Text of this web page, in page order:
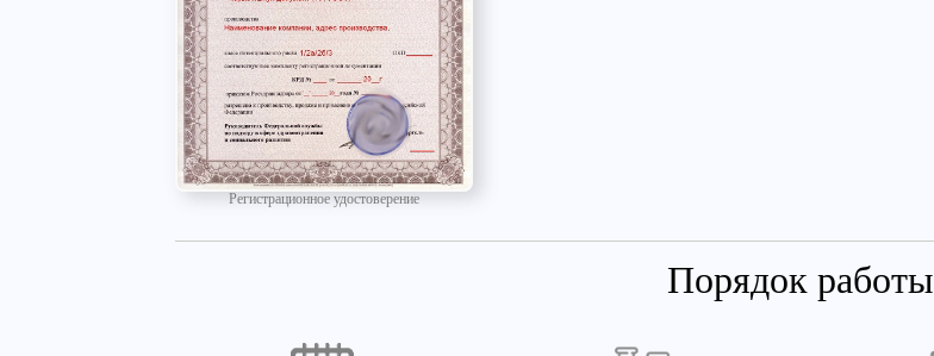
Регистрационное удостоверение
Порядок работы